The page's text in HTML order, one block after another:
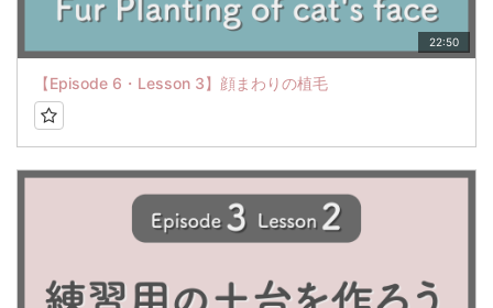
22:50
【Episode 6・Lesson 3】顔まわりの植毛